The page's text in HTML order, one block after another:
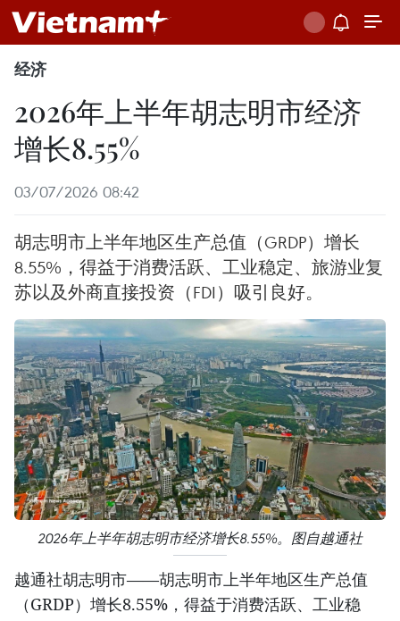
经济
2026年上半年胡志明市经济
增长8.55%
03/07/2026 08:42
胡志明市上半年地区生产总值（GRDP）增长
8.55%，得益于消费活跃、工业稳定、旅游业复
苏以及外商直接投资（FDI）吸引良好。
2026年上半年胡志明市经济增长8.55%。图自越通社
越通社胡志明市——胡志明市上半年地区生产总值
（GRDP）增长8.55%，得益于消费活跃、工业稳